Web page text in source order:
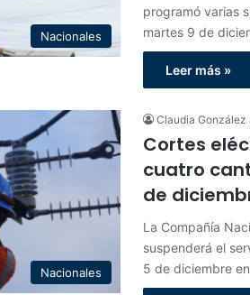
Nacionales
programó varias
martes 9 de
Leer más »
Nacionales
Claudia González
Cortes
cuatro
de
La Compañía
suspenderá el
5 de diciembre